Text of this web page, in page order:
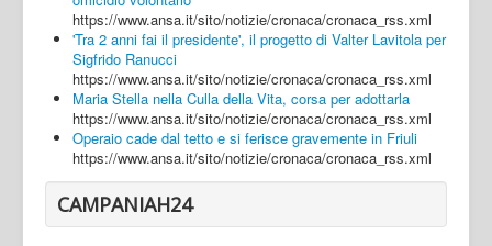
Login
https://www.ansa.it/sito/notizie/cronaca/cronaca_rss.xml
'Tra 2 anni fai il presidente', il progetto di Valter Lavitola per
Sigfrido Ranucci
https://www.ansa.it/sito/notizie/cronaca/cronaca_rss.xml
Maria Stella nella Culla della Vita, corsa per adottarla
https://www.ansa.it/sito/notizie/cronaca/cronaca_rss.xml
Operaio cade dal tetto e si ferisce gravemente in Friuli
https://www.ansa.it/sito/notizie/cronaca/cronaca_rss.xml
CAMPANIAH24